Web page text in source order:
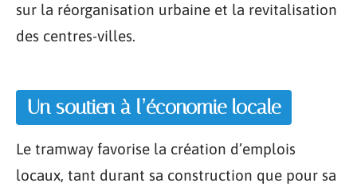
sur la réorganisation urbaine et la revitalisation
des centres-villes.
Un soutien à l’économie locale
Le tramway favorise la création d’emplois
locaux, tant durant sa construction que pour sa